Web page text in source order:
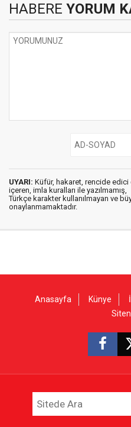
HABERE YORUM
UYARI: Küfür, hakaret, rencide edici
içeren, imla kuralları ile yazılmamış,
Türkçe karakter kullanılmayan ve
onaylanmamaktadır.
Anasayfa Künye